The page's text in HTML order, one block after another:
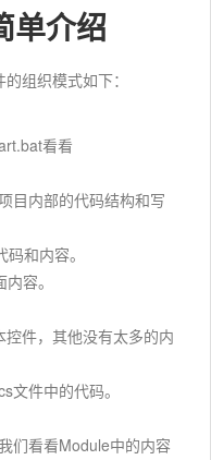
单介绍
组织模式如下：
看看
目内部的代码结构和写
和内容。
容。
件，其他没有太多的内
件中的代码。
们看看Module中的内容